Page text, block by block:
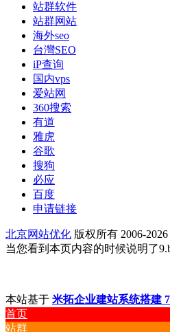
站群软件
站群网站
海外seo
台灣SEO
iP查询
国内vps
爱站网
360搜索
有道
雅虎
谷歌
搜狗
必应
百度
申请链接
北京网站优化 版权所有 2006-2026
当您看到本页内容的时候说明了
本站基于 米拓企业建站系统搭建
首页
站群